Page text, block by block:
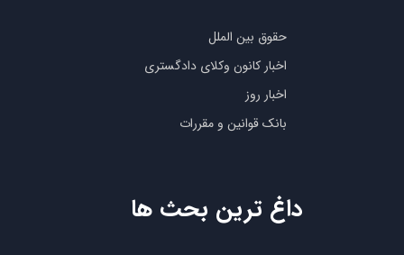
حقوق بین الملل
اخبار کانون وکلای دادگستری
اخبار روز
بانک قوانین و مقررات
داغ ترین بحث ها